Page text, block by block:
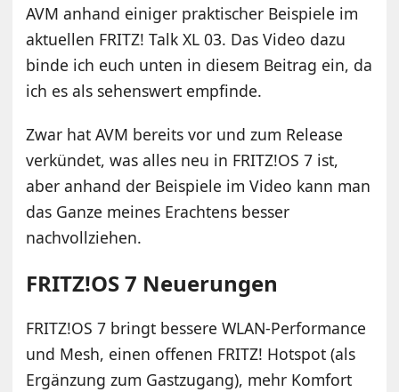
AVM anhand einiger praktischer Beispiele im
aktuellen FRITZ! Talk XL 03. Das Video dazu
binde ich euch unten in diesem Beitrag ein, da
ich es als sehenswert empfinde.
Zwar hat AVM bereits vor und zum Release
verkündet, was alles neu in FRITZ!OS 7 ist,
aber anhand der Beispiele im Video kann man
das Ganze meines Erachtens besser
nachvollziehen.
FRITZ!OS 7 Neuerungen
FRITZ!OS 7 bringt bessere WLAN-Performance
und Mesh, einen offenen FRITZ! Hotspot (als
Ergänzung zum Gastzugang), mehr Komfort